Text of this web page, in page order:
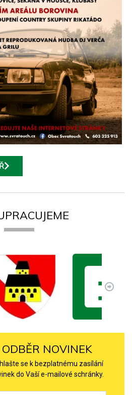
ODBĚR NOVINEK
se k bezplatnému zasílání
do Vaší e-mailové schránky.